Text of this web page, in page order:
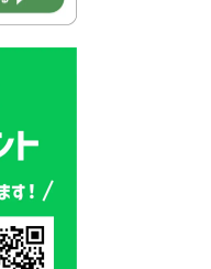
学校
校
つ
ご
ス天
開